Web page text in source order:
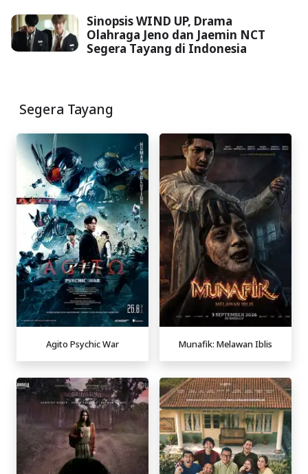
Sinopsis WIND UP, Drama
Olahraga Jeno dan Jaemin NCT
Segera Tayang di Indonesia
Segera Tayang
Agito Psychic War Munafik: Melawan Iblis